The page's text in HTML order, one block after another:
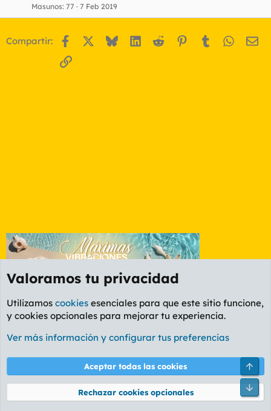
Masunos 77 7 Feb 2019
Compartir: Facebook BlueskyLinkedIn
Reddit Pinterest
Tumblr
Enlace
Foro General
Cookies
PL OLDSTYLE AMARILLO
Términos y reglas Política de privacidad Ayuda
Community platform by XenForo® © 2010-2026 XenForo Ltd.
Valoramos tu privacidad
Utilizamos cookies esenciales para que este sitio funcione,
y cookies opcionales para mejorar tu experiencia.
Ver más información y configurar tus preferencias
Aceptar todas las cookies
Rechazar cookies opcionales
Pie